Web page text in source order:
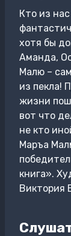
Кто из
хотя бы
Аманда,
Малю –
из пекла!
жизни
вот что
не кто
Маръа
книга».
Виктория